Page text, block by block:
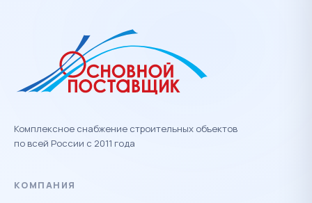
Комплексное снабжение строительных объектов
по всей России с 2011 года
КОМПАНИЯ